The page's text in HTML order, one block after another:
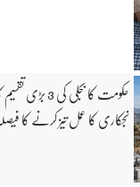
حکومت کا بجلی کی
نجکاری کا عمل تیز کرنے کا